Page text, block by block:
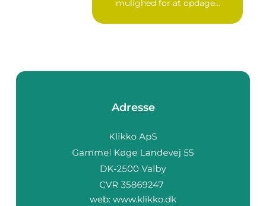
mulighed for at opdage...
Adresse
web: www.klikko.dk